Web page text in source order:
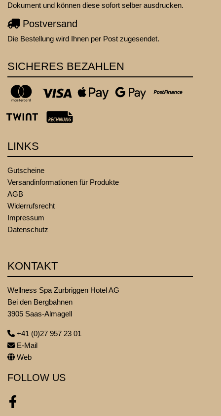
Dokument und können diese sofort selber ausdrucken.
Postversand
Die Bestellung wird Ihnen per Post zugesendet.
SICHERES BEZAHLEN
LINKS
Gutscheine
Versandinformationen für Produkte
AGB
Widerrufsrecht
Impressum
Datenschutz
KONTAKT
Wellness Spa Zurbriggen Hotel AG
Bei den Bergbahnen
3905 Saas-Almagell
+41 (0)27 957 23 01
E-Mail
Web
FOLLOW US
Facebook